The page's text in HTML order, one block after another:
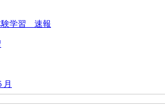
験学習 速報
月